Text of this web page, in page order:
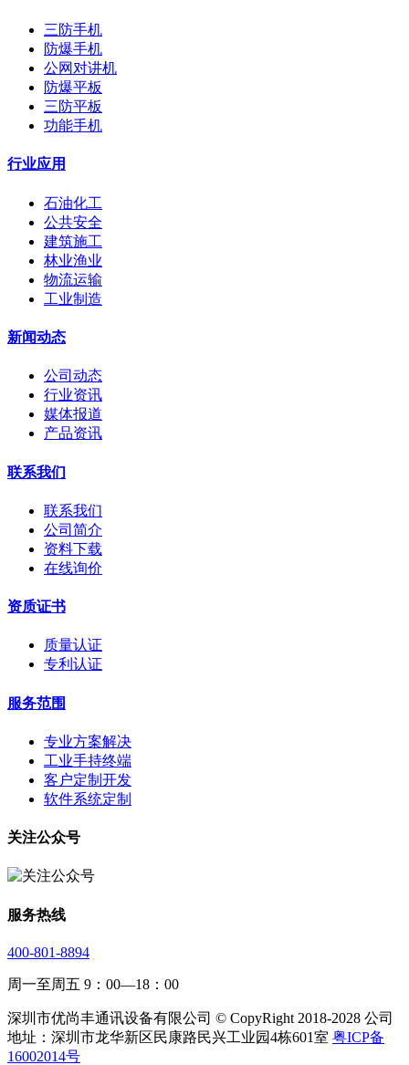
三防手机
防爆手机
公网对讲机
防爆平板
三防平板
功能手机
行业应用
石油化工
公共安全
建筑施工
林业渔业
物流运输
工业制造
新闻动态
公司动态
行业资讯
媒体报道
产品资讯
联系我们
联系我们
公司简介
资料下载
在线询价
资质证书
质量认证
专利认证
服务范围
专业方案解决
工业手持终端
客户定制开发
软件系统定制
关注公众号
服务热线
400-801-8894
周一至周五 9：00—18：00
深圳市优尚丰通讯设备有限公司 © CopyRight 2018-2028 公司
地址：深圳市龙华新区民康路民兴工业园4栋601室 粤ICP备
16002014号